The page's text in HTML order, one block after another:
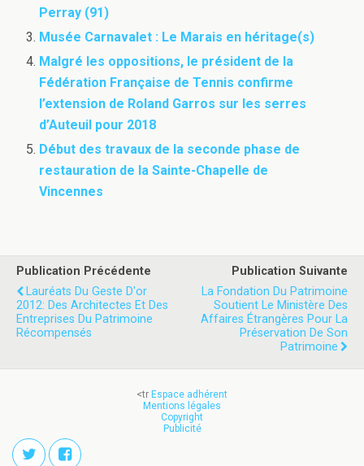
Perray (91)
Musée Carnavalet : Le Marais en héritage(s)
Malgré les oppositions, le président de la
Fédération Française de Tennis confirme
l’extension de Roland Garros sur les serres
d’Auteuil pour 2018
Début des travaux de la seconde phase de
restauration de la Sainte-Chapelle de
Vincennes
Publication Précédente
Lauréats Du Geste D'or
2012: Des Architectes Et Des
Entreprises Du Patrimoine
Récompensés
Publication Suivante
La Fondation Du Patrimoine
Soutient Le Ministère Des
Affaires Étrangères Pour La
Préservation De Son
Patrimoine
<tr Espace adhérent
Mentions légales
Copyright
Publicité